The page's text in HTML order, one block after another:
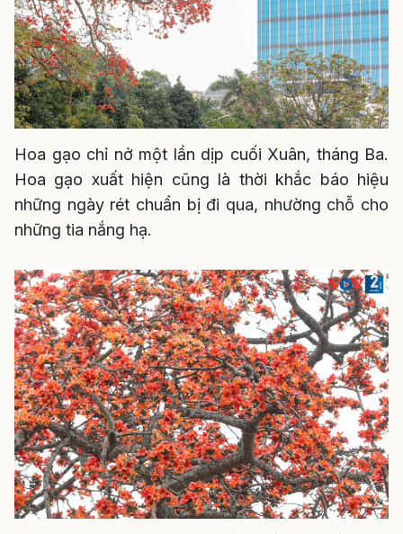
Hoa gạo chỉ nở một lần dịp cuối Xuân, tháng Ba.
Hoa gạo xuất hiện cũng là thời khắc báo hiệu
những ngày rét chuẩn bị đi qua, nhường chỗ cho
những tia nắng hạ.